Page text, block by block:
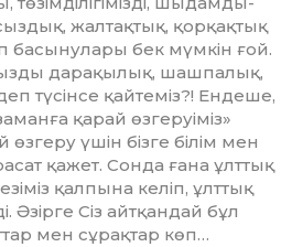
жалтақтық, қор­қақ­тық
басынулары бек мүмкін ғой.
дарақылық, шашпалық,
деп түсінсе қайтеміз?! Ендеше,
қарай өзгеруіміз»
үшін бізге білім мен
қажет. Сонда ғана ұлттық
қалпына келіп, ұлттық
Әзірге Сіз айт­қандай бұл
мен сұрақтар көп…